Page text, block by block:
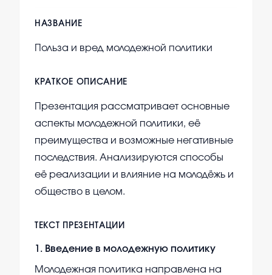
НАЗВАНИЕ
Польза и вред молодежной политики
КРАТКОЕ ОПИСАНИЕ
Презентация рассматривает основные
аспекты молодежной политики, её
преимущества и возможные негативные
последствия. Анализируются способы
её реализации и влияние на молодёжь и
общество в целом.
ТЕКСТ ПРЕЗЕНТАЦИИ
1 . Введение в молодежную политику
Молодежная политика направлена на